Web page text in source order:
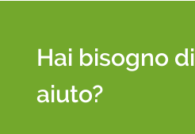
Hai bisogno di
aiuto?